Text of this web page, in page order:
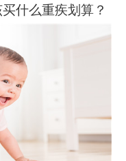
什么重疾划算？